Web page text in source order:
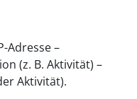
Adresse –
(z. B. Aktivität) –
Aktivität).